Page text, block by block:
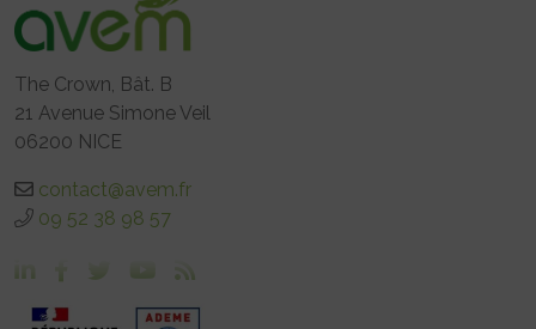
The Crown, Bât. B
21 Avenue Simone Veil
06200 NICE
contact@avem.fr
09 52 38 98 57